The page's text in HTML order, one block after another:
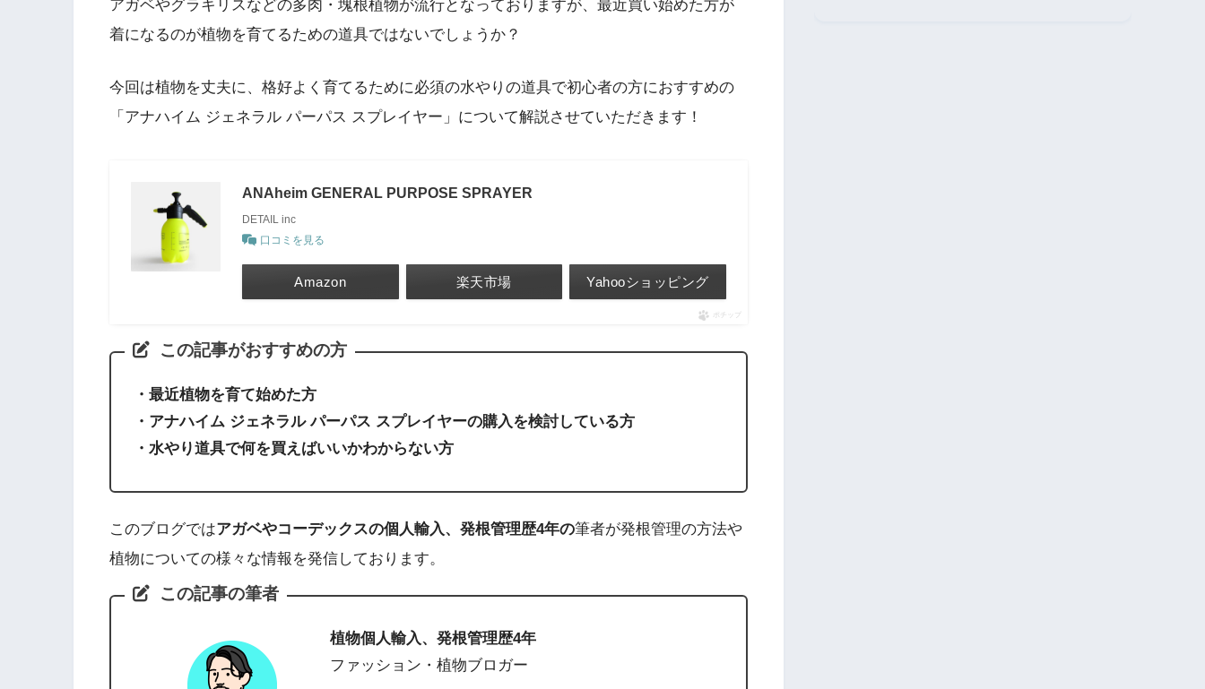
アガベやグラキリスなどの多肉・塊根植物が流行となっておりますが、最近買い始めた方が
着になるのが植物を育てるための道具ではないでしょうか？
今回は植物を丈夫に、格好よく育てるために必須の水やりの道具で初心者の方におすすめの
「アナハイム ジェネラル パーパス スプレイヤー」 について解説させていただきます！
ANAheim GENERAL PURPOSE SPRAYER
DETAIL inc
口コミを見る
Amazon 楽天市場 Yahooショッピング
ポチップ
この記事がおすすめの方
・最近植物を育て始めた方
・アナハイム ジェネラル パーパス スプレイヤーの購入を検討している方
・水やり道具で何を買えばいいかわからない方
このブログではアガベやコーデックスの個人輸入、発根管理歴4年の筆者が発根管理の方法や
植物についての様々な情報を発信しております。
この記事の筆者
植物個人輸入、発根管理歴4年
ファッション・植物ブロガー